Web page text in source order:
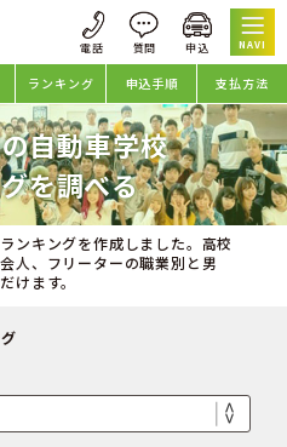
NAVI
ランキング 申込手順 支払方法
自動車学校
を調べる
ンキングを作成しました。高校
人、フリーターの職業別と男
けます。